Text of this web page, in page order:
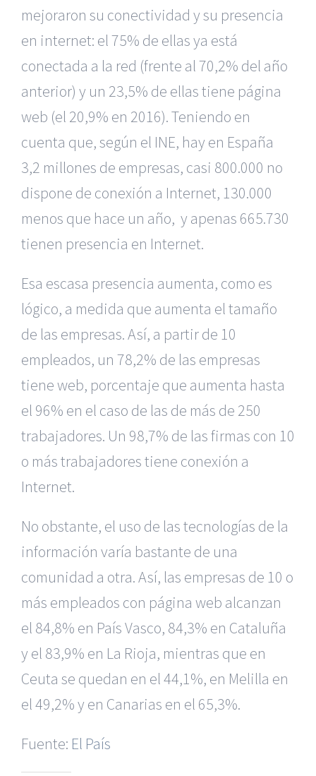
mejoraron su conectividad y su presencia
en internet: el 75% de ellas ya está
conectada a la red (frente al 70,2% del año
anterior) y un 23,5% de ellas tiene página
web (el 20,9% en 2016). Teniendo en
cuenta que, según el INE, hay en España
3,2 millones de empresas, casi 800.000 no
dispone de conexión a Internet, 130.000
menos que hace un año, y apenas 665.730
tienen presencia en Internet.
Esa escasa presencia aumenta, como es
lógico, a medida que aumenta el tamaño
de las empresas. Así, a partir de 10
empleados, un 78,2% de las empresas
tiene web, porcentaje que aumenta hasta
el 96% en el caso de las de más de 250
trabajadores. Un 98,7% de las firmas con 10
o más trabajadores tiene conexión a
Internet.
No obstante, el uso de las tecnologías de la
información varía bastante de una
comunidad a otra. Así, las empresas de 10 o
más empleados con página web alcanzan
el 84,8% en País Vasco, 84,3% en Cataluña
y el 83,9% en La Rioja, mientras que en
Ceuta se quedan en el 44,1%, en Melilla en
el 49,2% y en Canarias en el 65,3%.
Fuente: El País
|Recursos Administrativos | BGD Abogados Murcia|BGD
Abogados Alicante|BGD Abogados Madrid
Servicios de nuestra Firma |
|Formación para Abogados